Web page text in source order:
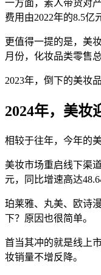
一方面，素人带货对
费用由2022年的8.5亿
更值得一提的是，美
月份，化妆品类零售
2023年，倒下的美妆
2024年，美妆
相较于往年，今年的
美妆市场重启线下渠
元，同比增速高达
珀莱雅、丸美、欧诗
下？原因也很简单。
首当其冲的就是线上
妆销量不增反降。